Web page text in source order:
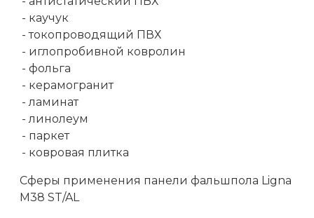
- каучук
- токопроводящий ПВХ
- иглопробивной ковролин
- фольга
- керамогранит
- ламинат
- линолеум
- паркет
- ковровая плитка
Сферы применения панели фальшпола Ligna
М38 ST/AL